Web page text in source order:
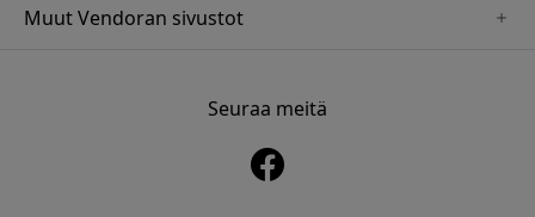
Muut Vendoran sivustot
Seuraa meitä